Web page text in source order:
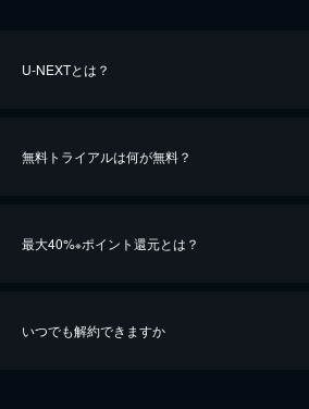
U-NEXTとは？
無料トライアルは何が無料？
最大40%※ポイント還元とは？
いつでも解約できますか